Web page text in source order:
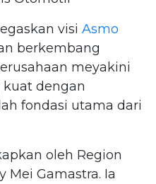
visi Asmo
berkembang
meyakini
dengan
fondasi utama dari
oleh Region
Mei Gamastra. Ia